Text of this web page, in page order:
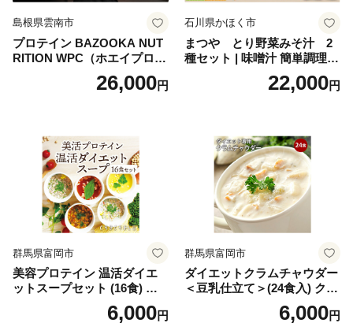
島根県雲南市
プロテイン BAZOOKA NUT
RITION WPC（ホエイプロテ
イン）＜プレーン＞ 900g｜
バズーカ岡田監修・植物由来
ロン [AIEN005]
26,000円
石川県かほく市
まつや とり野菜みそ汁 2
種セット | 味噌汁 簡単調理
お味噌 おみそ みそ とり野菜
時短料理 時短ごはん ご当地
22,000円
群馬県富岡市
美容プロテイン 温活ダイエ
ットスープセット (16食) 小
分け スープ 食べ比べ セット
詰合せ クラムチャウダー チ
6,000円
群馬県富岡市
ダイエットクラムチャウダー
＜豆乳仕立て＞(24食入) クラ
ムチャウダー 豆乳 ダイエッ
ト スープ プロテイン たんぱ
6,000円